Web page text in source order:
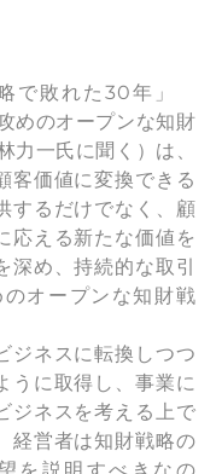
で敗れた30年」
めのオープンな知財
力一氏に聞く）は、
客価値に変換できる
するだけでなく、顧
応える新たな価値を
深め、持続的な取引
オープンな知財戦
ジネスに転換しつつ
うに取得し、事業に
ジネスを考える上で
経営者は知財戦略の